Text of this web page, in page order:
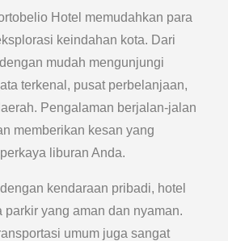
Hotel memudahkan para
keindahan kota. Dari
mudah mengunjungi
terkenal, pusat perbelanjaan,
Pengalaman berjalan-jalan
memberikan kesan yang
liburan Anda.
kendaraan pribadi, hotel
parkir yang aman dan nyaman.
umum juga sangat